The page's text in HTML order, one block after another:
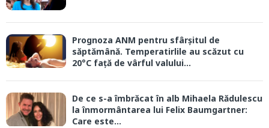
Prognoza ANM pentru sfârșitul de
săptămână. Temperatirlile au scăzut cu
20°C față de vârful valului...
De ce s-a îmbrăcat în alb Mihaela Rădulescu
la înmormântarea lui Felix Baumgartner:
Care este...